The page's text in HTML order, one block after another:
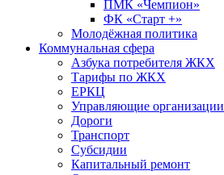
ПМК «Чемпион»
ФК «Старт +»
Молодёжная политика
Коммунальная сфера
Азбука потребителя ЖКХ
Тарифы по ЖКХ
ЕРКЦ
Управляющие организации
Дороги
Транспорт
Субсидии
Капитальный ремонт